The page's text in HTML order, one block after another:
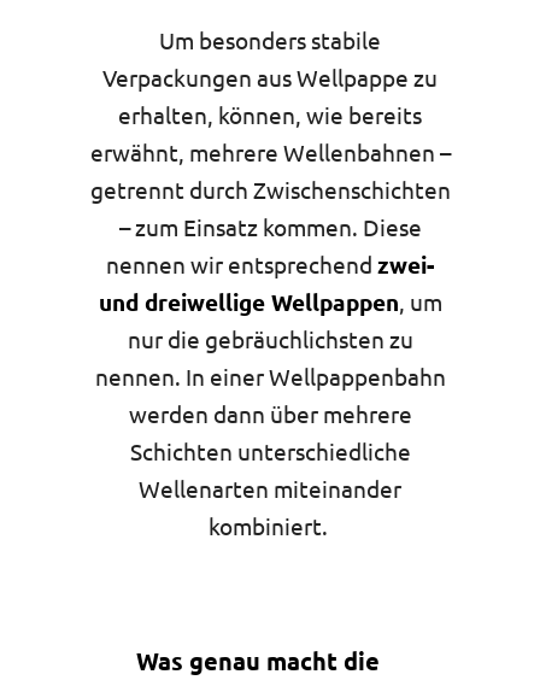
A (Grobwelle)
K (Maxiwelle)
Um besonders stabile
Verpackungen aus Wellpappe zu
erhalten, können, wie bereits
erwähnt, mehrere Wellenbahnen –
getrennt durch Zwischenschichten
– zum Einsatz kommen. Diese
nennen wir entsprechend zwei-
und dreiwellige Wellpappen, um
nur die gebräuchlichsten zu
nennen. In einer Wellpappenbahn
werden dann über mehrere
Schichten unterschiedliche
Wellenarten miteinander
kombiniert.
Was genau macht die